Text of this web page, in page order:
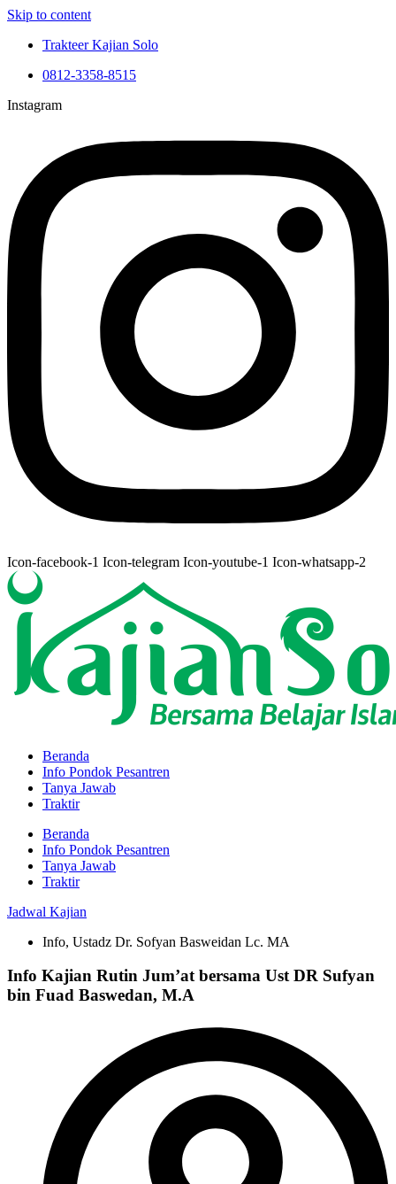
Skip to content
Trakteer Kajian Solo
0812-3358-8515
Instagram
Icon-facebook-1 Icon-telegram Icon-youtube-1 Icon-whatsapp-2
Beranda
Info Pondok Pesantren
Tanya Jawab
Traktir
Beranda
Info Pondok Pesantren
Tanya Jawab
Traktir
Jadwal Kajian
Info, Ustadz Dr. Sofyan Basweidan Lc. MA
Info Kajian Rutin Jum’at bersama Ust DR Sufyan
bin Fuad Baswedan, M.A